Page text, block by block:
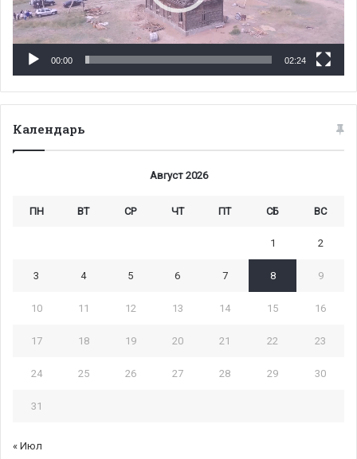
00:00 02:24
Календарь
Август 2026
ПН ВТ СР ЧТ ПТ СБ ВС
1 2
3 4 5 6 7 8 9
10 11 12 13 14 15 16
17 18 19 20 21 22 23
24 25 26 27 28 29 30
31
« Июл